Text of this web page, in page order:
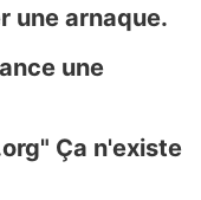
une arnaque.
une
Ça n'existe